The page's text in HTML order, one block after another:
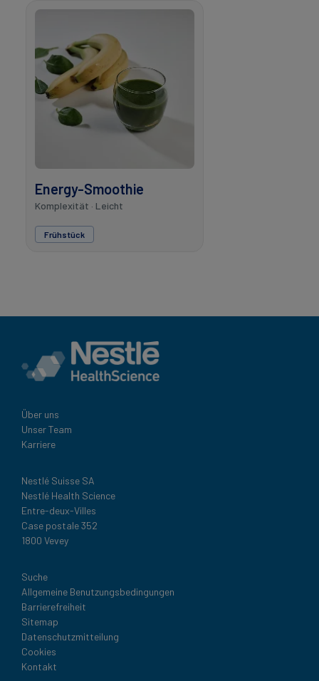
Energy-Smoothie
Komplexität · Leicht
Frühstück
Über uns
Unser Team
Karriere
Nestlé Suisse SA
Nestlé Health Science
Entre-deux-Villes
Case postale 352
1800 Vevey
Legal
Suche
Allgemeine Benutzungsbedingungen
Barrierefreiheit
Sitemap
Datenschutzmitteilung
Cookies
Kontakt